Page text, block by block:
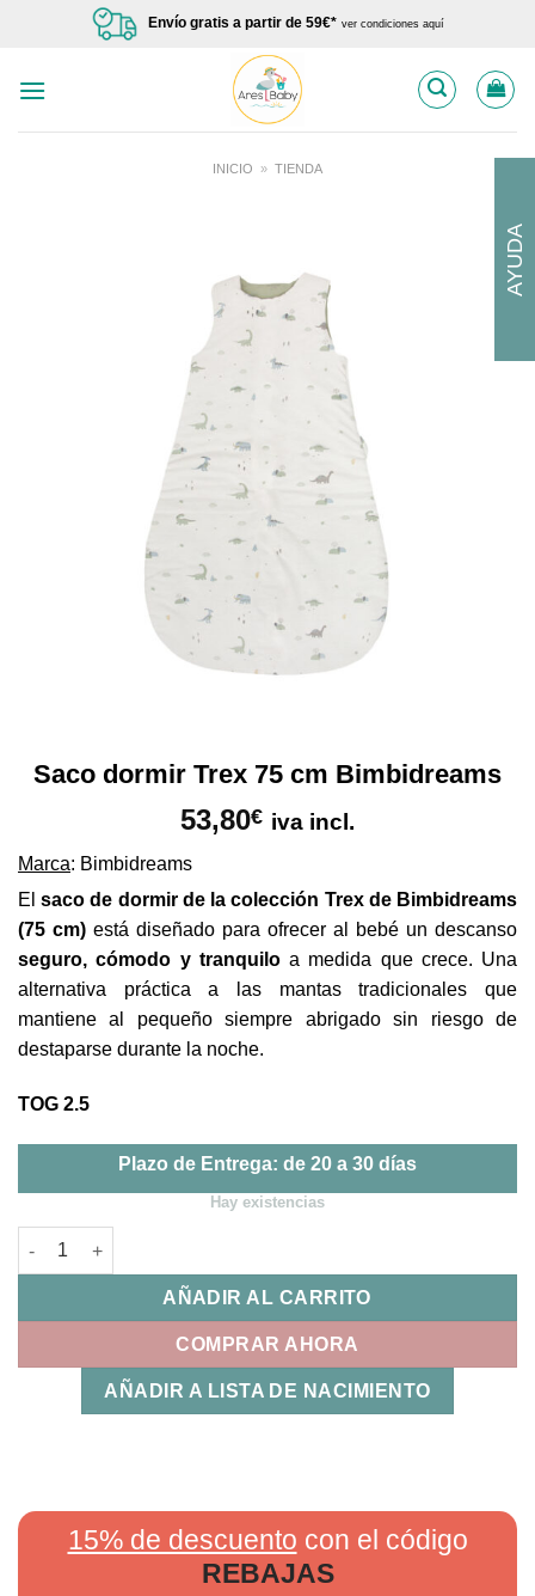
Envío gratis a partir de 59€* ver condiciones aquí
INICIO » TIENDA
Saco dormir Trex 75 cm Bimbidreams
53,80€ iva incl.
Marca: Bimbidreams
Elsaco de dormir de la colección Trex de Bimbidreams
(75 cm) está diseñado para ofrecer al bebé un descanso
seguro, cómodo y tranquiloa medida que crece. Una
alternativa práctica a las mantas tradicionales que
mantiene al pequeño siempre abrigado sin riesgo de
destaparse durante la noche.
TOG 2.5
Plazo de Entrega: de 20 a 30 días
Hay existencias
Saco dormir Trex 75 cm Bimbidreams cantidad
AÑADIR AL CARRITO
COMPRAR AHORA
AÑADIR A LISTA DE NACIMIENTO
15% de descuento con el código
REBAJAS
AYUDA